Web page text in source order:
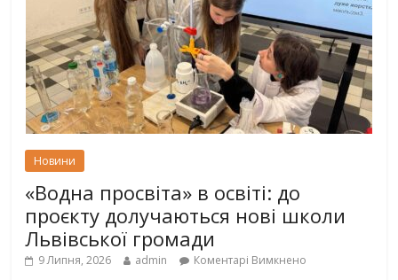
Новини
«Водна просвіта» в освіті: до
проєкту долучаються нові школи
Львівської громади
9 Липня, 2026 admin Коментарі Вимкнено